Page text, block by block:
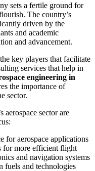
sets a fertile ground for
The country’s
driven by the
and academic
and advancement.
key players that facilitate
services that help in
engineering in
the importance of
sector.
aerospace sector are
for aerospace applications
for more efficient flight
and navigation systems
fuels and technologies